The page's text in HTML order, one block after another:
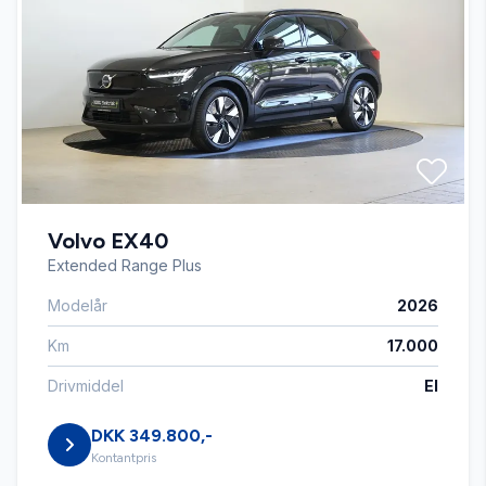
Blind vinkel detektion
Bluetooth
Delvis lædersæder
Dæktryksystem
El-ruder
El-spejle
Volvo EX40
Extended Range Plus
Modelår 2026
Km 17.000
Drivmiddel El
DKK 349.800,-
Kontantpris